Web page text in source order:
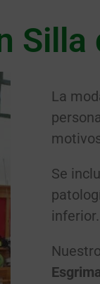
Silla
La
Se
inferior.